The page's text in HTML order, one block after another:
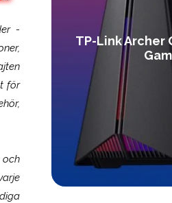
-
för
TP-Link Archer